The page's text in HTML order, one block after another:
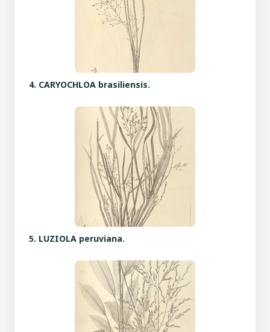
4. CARYOCHLOA brasiliensis.
5. LUZIOLA peruviana.